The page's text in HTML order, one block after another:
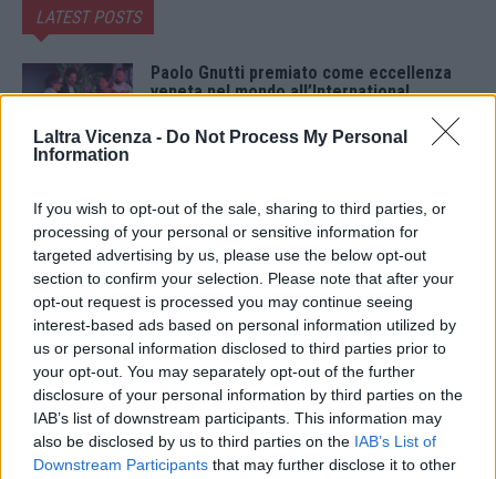
Laltra Vicenza - Do Not Process My Personal
Information
If you wish to opt-out of the sale, sharing to third parties, or
processing of your personal or sensitive information for
targeted advertising by us, please use the below opt-out
section to confirm your selection. Please note that after your
opt-out request is processed you may continue seeing
interest-based ads based on personal information utilized by
us or personal information disclosed to third parties prior to
your opt-out. You may separately opt-out of the further
disclosure of your personal information by third parties on the
IAB’s list of downstream participants. This information may
also be disclosed by us to third parties on the IAB’s List of
Downstream Participants that may further disclose it to other
LATEST POSTS
Paolo Gnutti premiato come eccellenza
veneta nel mondo all’International
6 Agosto 2026
“Teatro in casa”: il 5 agosto il primo
spettacolo a Marano Vicentino con Maria
Celeste Carobene
4 Agosto 2026
Salotti Urbani 2026 al Bixio di Vicenza:
agosto inizia con libri, poesie e musica
3 Agosto 2026